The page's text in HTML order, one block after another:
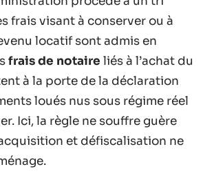
frais visant à conserver ou à
locatif sont admis en
frais de notaire liés à l’achat du
à la porte de la déclaration
loués nus sous régime réel
Ici, la règle ne souffre guère
et défiscalisation ne